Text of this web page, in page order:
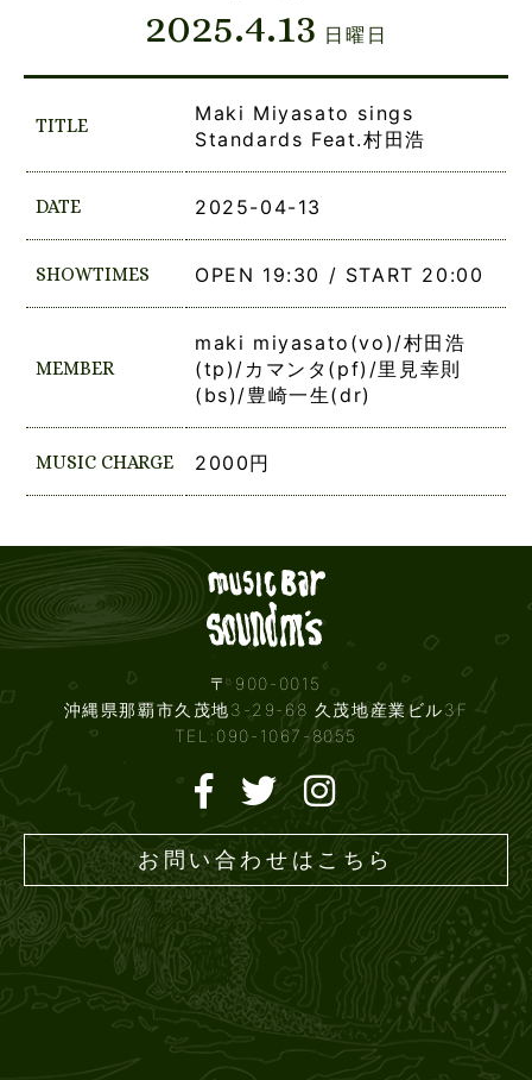
2025.4.13 日曜日
TITLE
Maki Miyasato sings
Standards Feat.村田浩
DATE 2025-04-13
SHOWTIMES OPEN 19:30 / START 20:00
MEMBER
maki miyasato(vo)/村田浩
(tp)/カマンタ(pf)/里見幸則
(bs)/豊崎一生(dr)
MUSIC CHARGE 2000円
〒 900-0015
沖縄県那覇市久茂地3-29-68 久茂地産業ビル3F
TEL:090-1067-8055
お問い合わせはこちら